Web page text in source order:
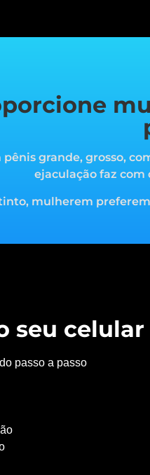
pênis grande, grosso,
ejaculação faz com
mulherem preferem
seu celular
passo a passo